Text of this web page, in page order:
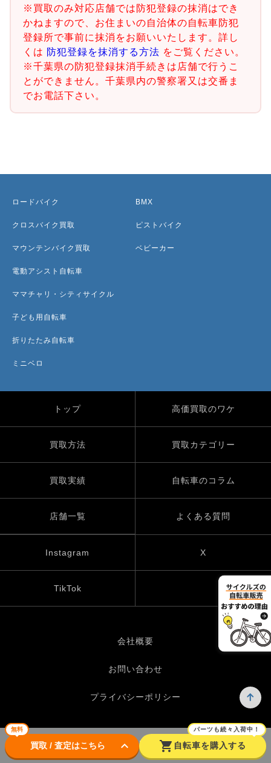
※買取のみ対応店舗では防犯登録の抹消はでき
かねますので、お住まいの自治体の自転車防犯
登録所で事前に抹消をお願いいたします。詳し
くは 防犯登録を抹消する方法 をご覧ください。
※千葉県の防犯登録抹消手続きは店舗で行うこ
とができません。千葉県内の警察署又は交番ま
でお電話下さい。
無料
買取 / 査定はこちら keyboard_arrow_down shopping_cart
パーツも続々入荷中！
自転車を購入する
ロードバイク
クロスバイク買取
マウンテンバイク買取
電動アシスト自転車
ママチャリ・シティサイクル
子ども用自転車
折りたたみ自転車
ミニベロ
BMX
ピストバイク
ベビーカー
トップ 高価買取のワケ
買取方法 買取カテゴリー
買取実績 自転車のコラム
店舗一覧 よくある質問
Instagram X
TikTok
会社概要
お問い合わせ
プライバシーポリシー
© UP GARAGE GROUP Co., Ltd.